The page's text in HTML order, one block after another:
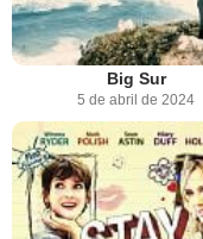
Big Sur
5 de abril de 2024